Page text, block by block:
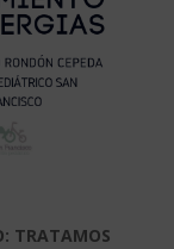
TRATAMOS